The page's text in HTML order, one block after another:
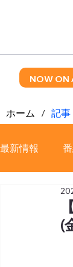
ホーム / 記事
NOW ON
最新情報
番組審議会
(